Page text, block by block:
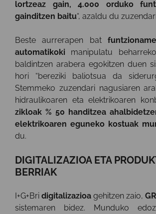
lortzeaz gain, 4.000 orduko
gainditzen baitu“, azaldu du
Beste aurrerapen bat
automatikoki manipulatu
baldintzen arabera egokitzen duen
hori “bereziki baliotsua da
Stemmeko zuzendari nagusiaren
hidraulikoaren eta elektrikoaren
zikloak % 50 handitzea
elektrikoaren eguneko kostuak
du.
DIGITALIZAZIOA ETA
BERRIAK
I+G+Bri digitalizazioa gehitzen zaio,
sistemaren bidez. Munduko